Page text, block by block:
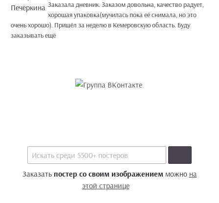
Заказала дневник. Заказом довольна, качество радует,
хорошая упаковка(мучилась пока её снимала, но это
очень хорошо). Пришёл за неделю в Кемеровскую область. Буду
заказывать ещё
Заказать постер со своим изображением можно на
этой странице